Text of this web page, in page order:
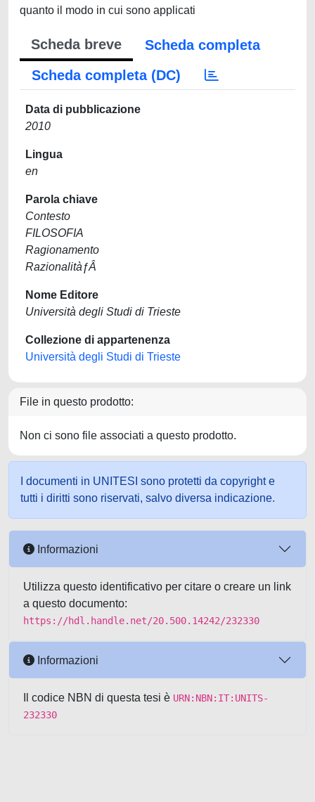
quanto il modo in cui sono applicati
Scheda breve
Scheda completa
Scheda completa (DC)
Data di pubblicazione
2010
Lingua
en
Parola chiave
Contesto
FILOSOFIA
Ragionamento
RazionalitàƒÂ
Nome Editore
Università degli Studi di Trieste
Collezione di appartenenza
Università degli Studi di Trieste
File in questo prodotto:
Non ci sono file associati a questo prodotto.
I documenti in UNITESI sono protetti da copyright e
tutti i diritti sono riservati, salvo diversa indicazione.
Informazioni
Utilizza questo identificativo per citare o creare un link
a questo documento:
https://hdl.handle.net/20.500.14242/232330
Informazioni
Il codice NBN di questa tesi è URN:NBN:IT:UNITS-
232330